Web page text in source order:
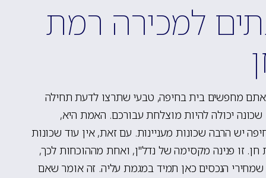
למכירה רמת
מחפשים בית בחיפה, טבעי שתרצו לדעת תחילה
שכונה יכולה להיות מוצלחת עבורכם. האמת היא,
יש הרבה שכונות מעניינות. עם זאת, אין עוד שכונות
חן. זו פנינה מקסימה של נדל"ן, ואחת מההוכחות לכך,
שמחירי הנכסים כאן תמיד במגמת עליה. זה אומר שאם